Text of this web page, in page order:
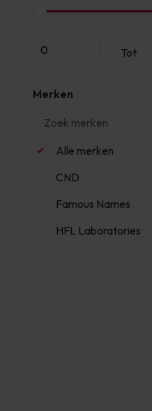
Tot
Merken
Alle merken
CND
Famous Names
HFL Laboratories